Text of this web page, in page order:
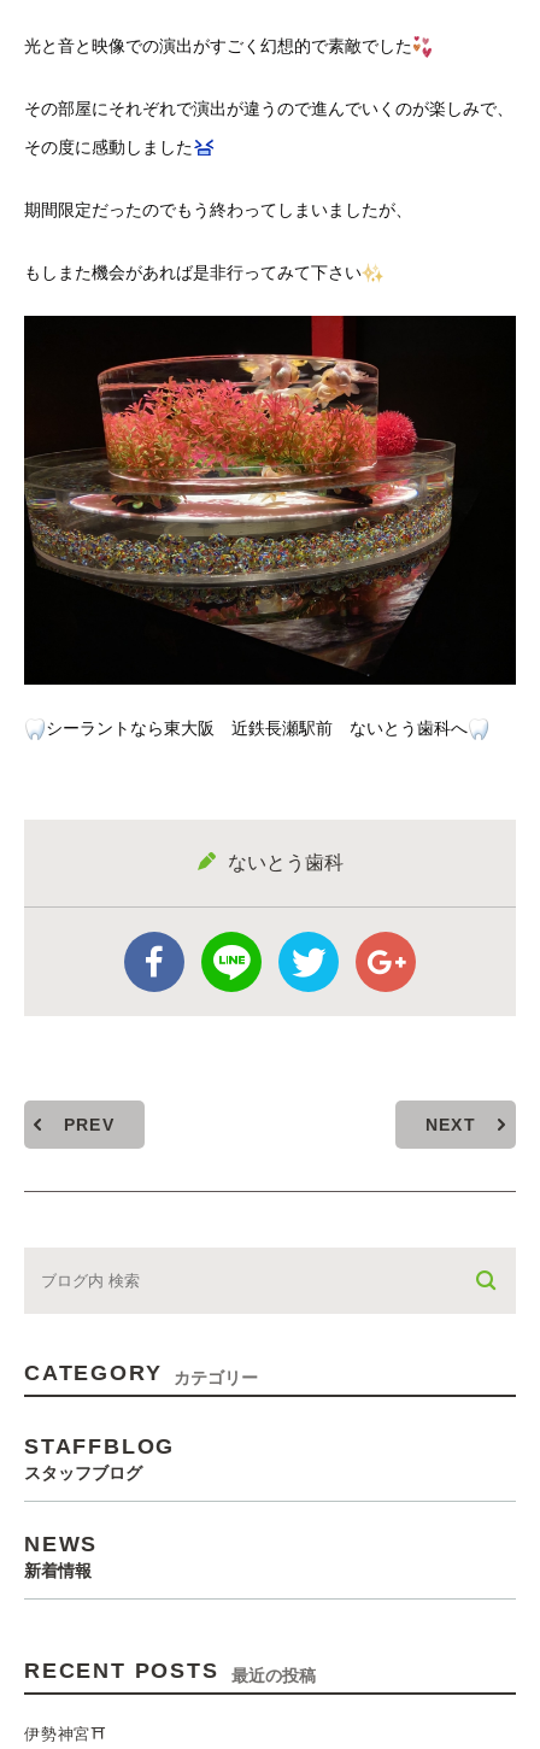
光と音と映像での演出がすごく幻想的で素敵でした
その部屋にそれぞれで演出が違うので進んでいくのが楽しみで、
その度に感動しました
期間限定だったのでもう終わってしまいましたが、
もしまた機会があれば是非行ってみて下さい
シーラントなら東大阪 近鉄長瀬駅前 ないとう歯科へ
ないとう歯科
PREV NEXT
CATEGORY カテゴリー
STAFFBLOG
スタッフブログ
NEWS
新着情報
RECENT POSTS 最近の投稿
伊勢神宮⛩️